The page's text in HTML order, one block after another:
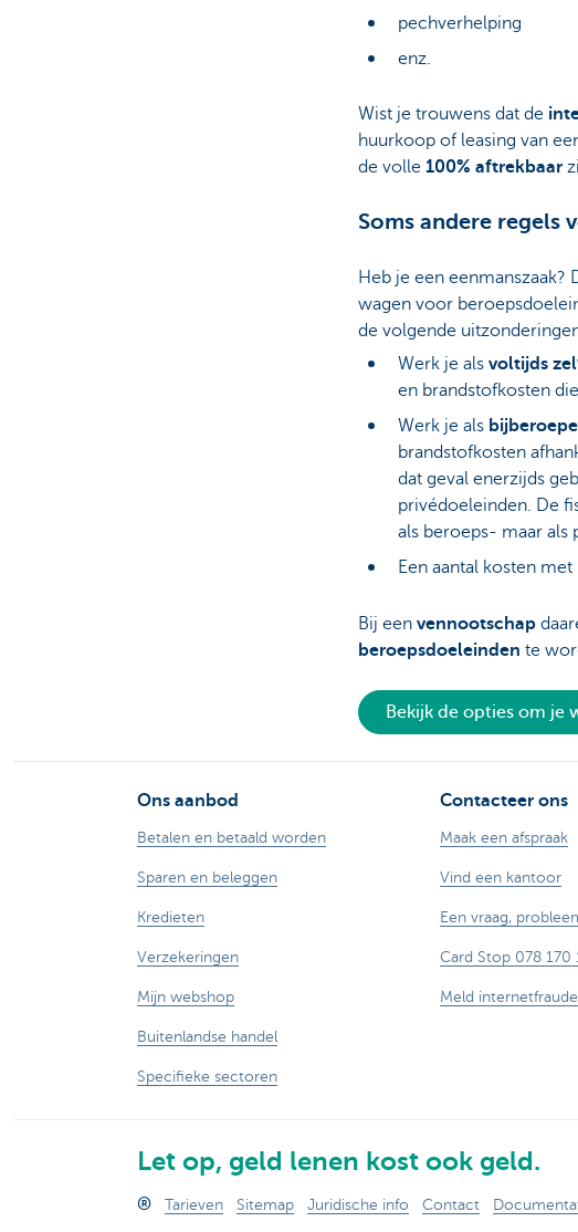
pechverhelping
enz.
Wist je trouwens dat de
huurkoop of leasing van
de volle 100% aftrekbaar
Soms andere regels
Heb je een eenmanszaak?
wagen voor
de volgende
Werk je als voltijds
en brandstofkosten
Werk je als
brandstofkosten
dat geval enerzijds
privédoeleinden. De
als beroeps- maar als
Een aantal kosten
Bij eenvennootschap
beroepsdoeleinden te
Bekijk de opties om je
Ons aanbod
Betalen en betaald worden
Sparen en beleggen
Kredieten
Verzekeringen
Mijn webshop
Buitenlandse handel
Specifieke sectoren
Contacteer ons
Maak een afspraak
Vind een kantoor
Een vraag,
Card Stop 078 170
Meld internetfraude
Let op, geld lenen kost ook geld.
® Tarieven Sitemap Juridische info Contact